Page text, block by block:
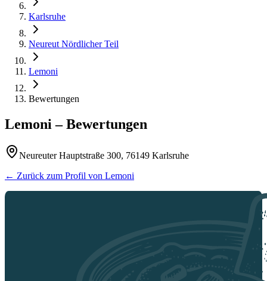
Karlsruhe
Neureut Nördlicher Teil
Lemoni
Bewertungen
Lemoni – Bewertungen
Neureuter Hauptstraße 300, 76149 Karlsruhe
← Zurück zum Profil von Lemoni